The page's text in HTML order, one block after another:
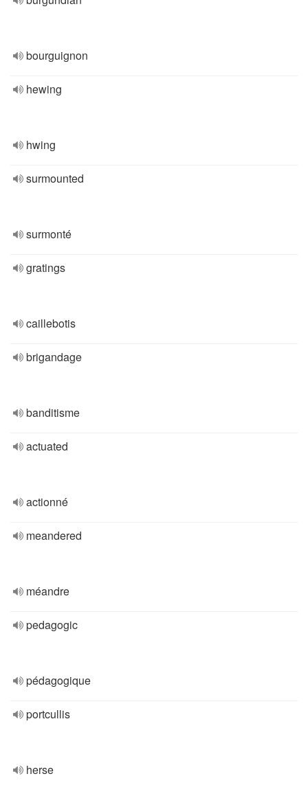
bourguignon
hewing
hwing
surmounted
surmonté
gratings
caillebotis
brigandage
banditisme
actuated
actionné
meandered
méandre
pedagogic
pédagogique
portcullis
herse